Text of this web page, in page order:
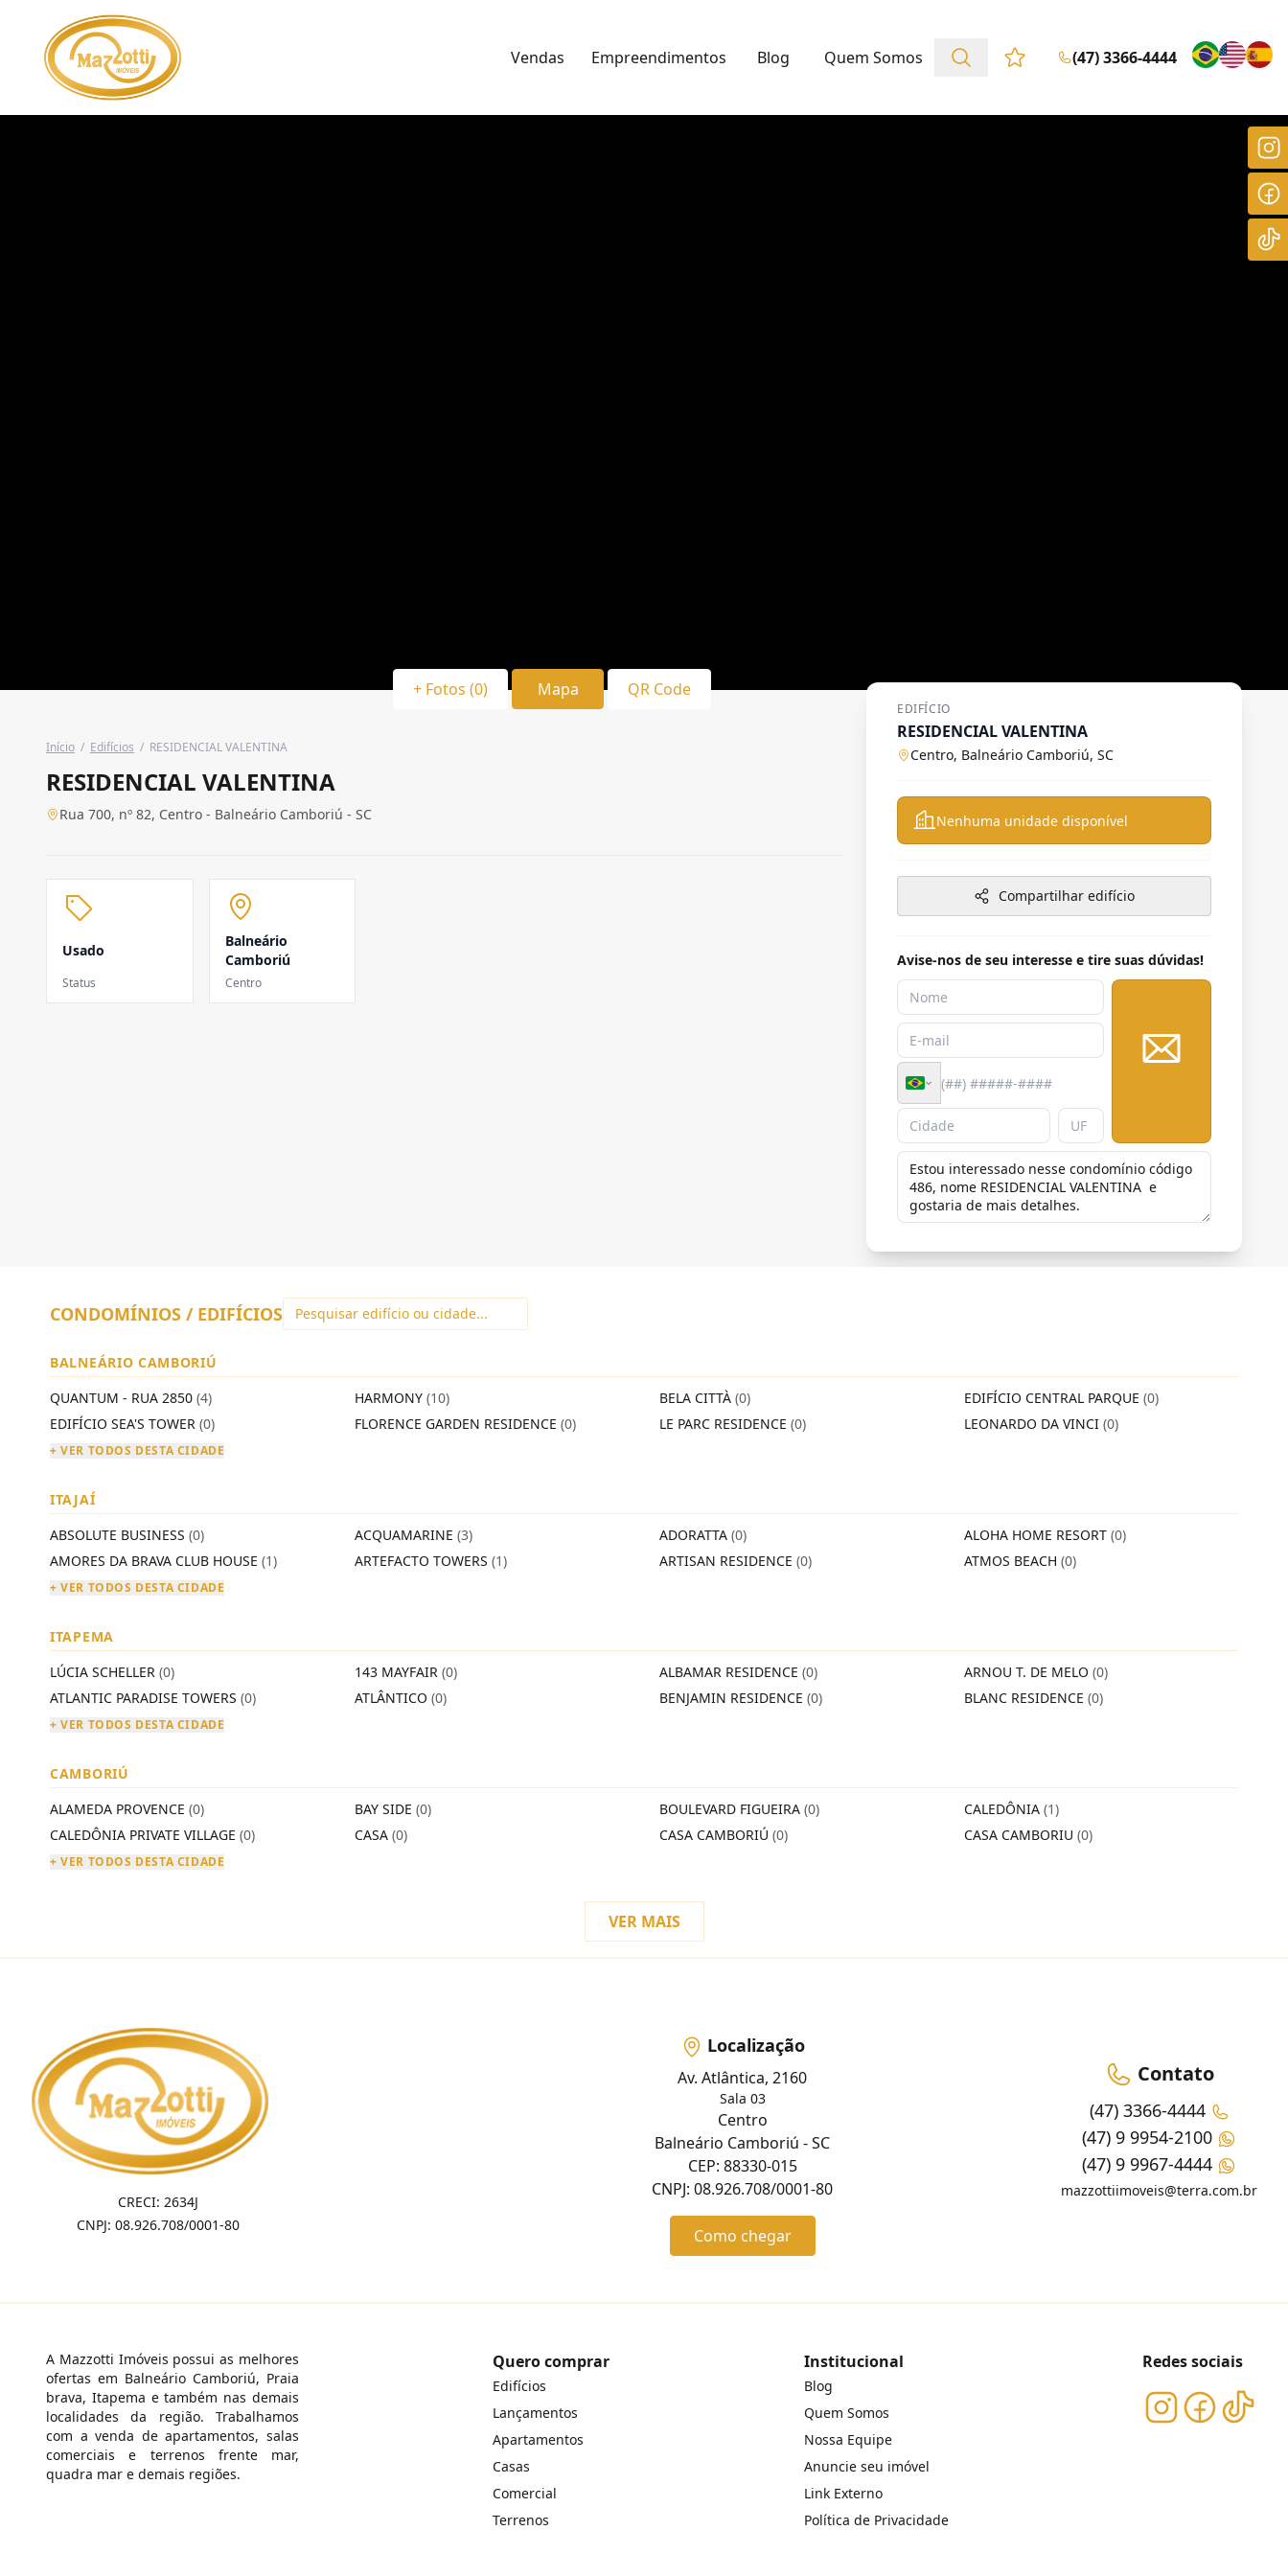
Vendas Empreendimentos Blog Quem Somos Favoritos (0 itens)
(47) 3366-4444
+ Fotos (0) Mapa QR Code
Início / Edifícios / RESIDENCIAL VALENTINA
RESIDENCIAL VALENTINA
Rua 700, nº 82, Centro - Balneário Camboriú - SC
Usado
Status
Balneário
Camboriú
Centro
EDIFÍCIO
RESIDENCIAL VALENTINA
Centro, Balneário Camboriú, SC
Nenhuma unidade disponível
Compartilhar edifício
Avise-nos de seu interesse e tire suas dúvidas!
CONDOMÍNIOS / EDIFÍCIOS
BALNEÁRIO CAMBORIÚ
QUANTUM - RUA 2850 (4) HARMONY (10) BELA CITTÀ (0) EDIFÍCIO CENTRAL PARQUE (0)
EDIFÍCIO SEA'S TOWER (0) FLORENCE GARDEN RESIDENCE (0) LE PARC RESIDENCE (0) LEONARDO DA VINCI (0)
+ VER TODOS DESTA CIDADE
ITAJAÍ
ABSOLUTE BUSINESS (0) ACQUAMARINE (3) ADORATTA (0) ALOHA HOME RESORT (0)
AMORES DA BRAVA CLUB HOUSE (1) ARTEFACTO TOWERS (1) ARTISAN RESIDENCE (0) ATMOS BEACH (0)
+ VER TODOS DESTA CIDADE
ITAPEMA
LÚCIA SCHELLER (0) 143 MAYFAIR (0) ALBAMAR RESIDENCE (0) ARNOU T. DE MELO (0)
ATLANTIC PARADISE TOWERS (0) ATLÂNTICO (0) BENJAMIN RESIDENCE (0) BLANC RESIDENCE (0)
+ VER TODOS DESTA CIDADE
CAMBORIÚ
ALAMEDA PROVENCE (0) BAY SIDE (0) BOULEVARD FIGUEIRA (0) CALEDÔNIA (1)
CALEDÔNIA PRIVATE VILLAGE (0) CASA (0) CASA CAMBORIÚ (0) CASA CAMBORIU (0)
+ VER TODOS DESTA CIDADE
VER MAIS
CRECI: 2634J
CNPJ: 08.926.708/0001-80
Localização
Av. Atlântica, 2160
Sala 03
Centro
Balneário Camboriú - SC
CEP: 88330-015
CNPJ: 08.926.708/0001-80
Como chegar
Contato
(47) 3366-4444
(47) 9 9954-2100
(47) 9 9967-4444
mazzottiimoveis@terra.com.br
A Mazzotti Imóveis possui as melhores
ofertas em Balneário Camboriú, Praia
brava, Itapema e também nas demais
localidades da região. Trabalhamos
com a venda de apartamentos, salas
comerciais e terrenos frente mar,
quadra mar e demais regiões.
Quero comprar
Edifícios
Lançamentos
Apartamentos
Casas
Comercial
Terrenos
Institucional
Blog
Quem Somos
Nossa Equipe
Anuncie seu imóvel
Link Externo
Política de Privacidade
Redes sociais